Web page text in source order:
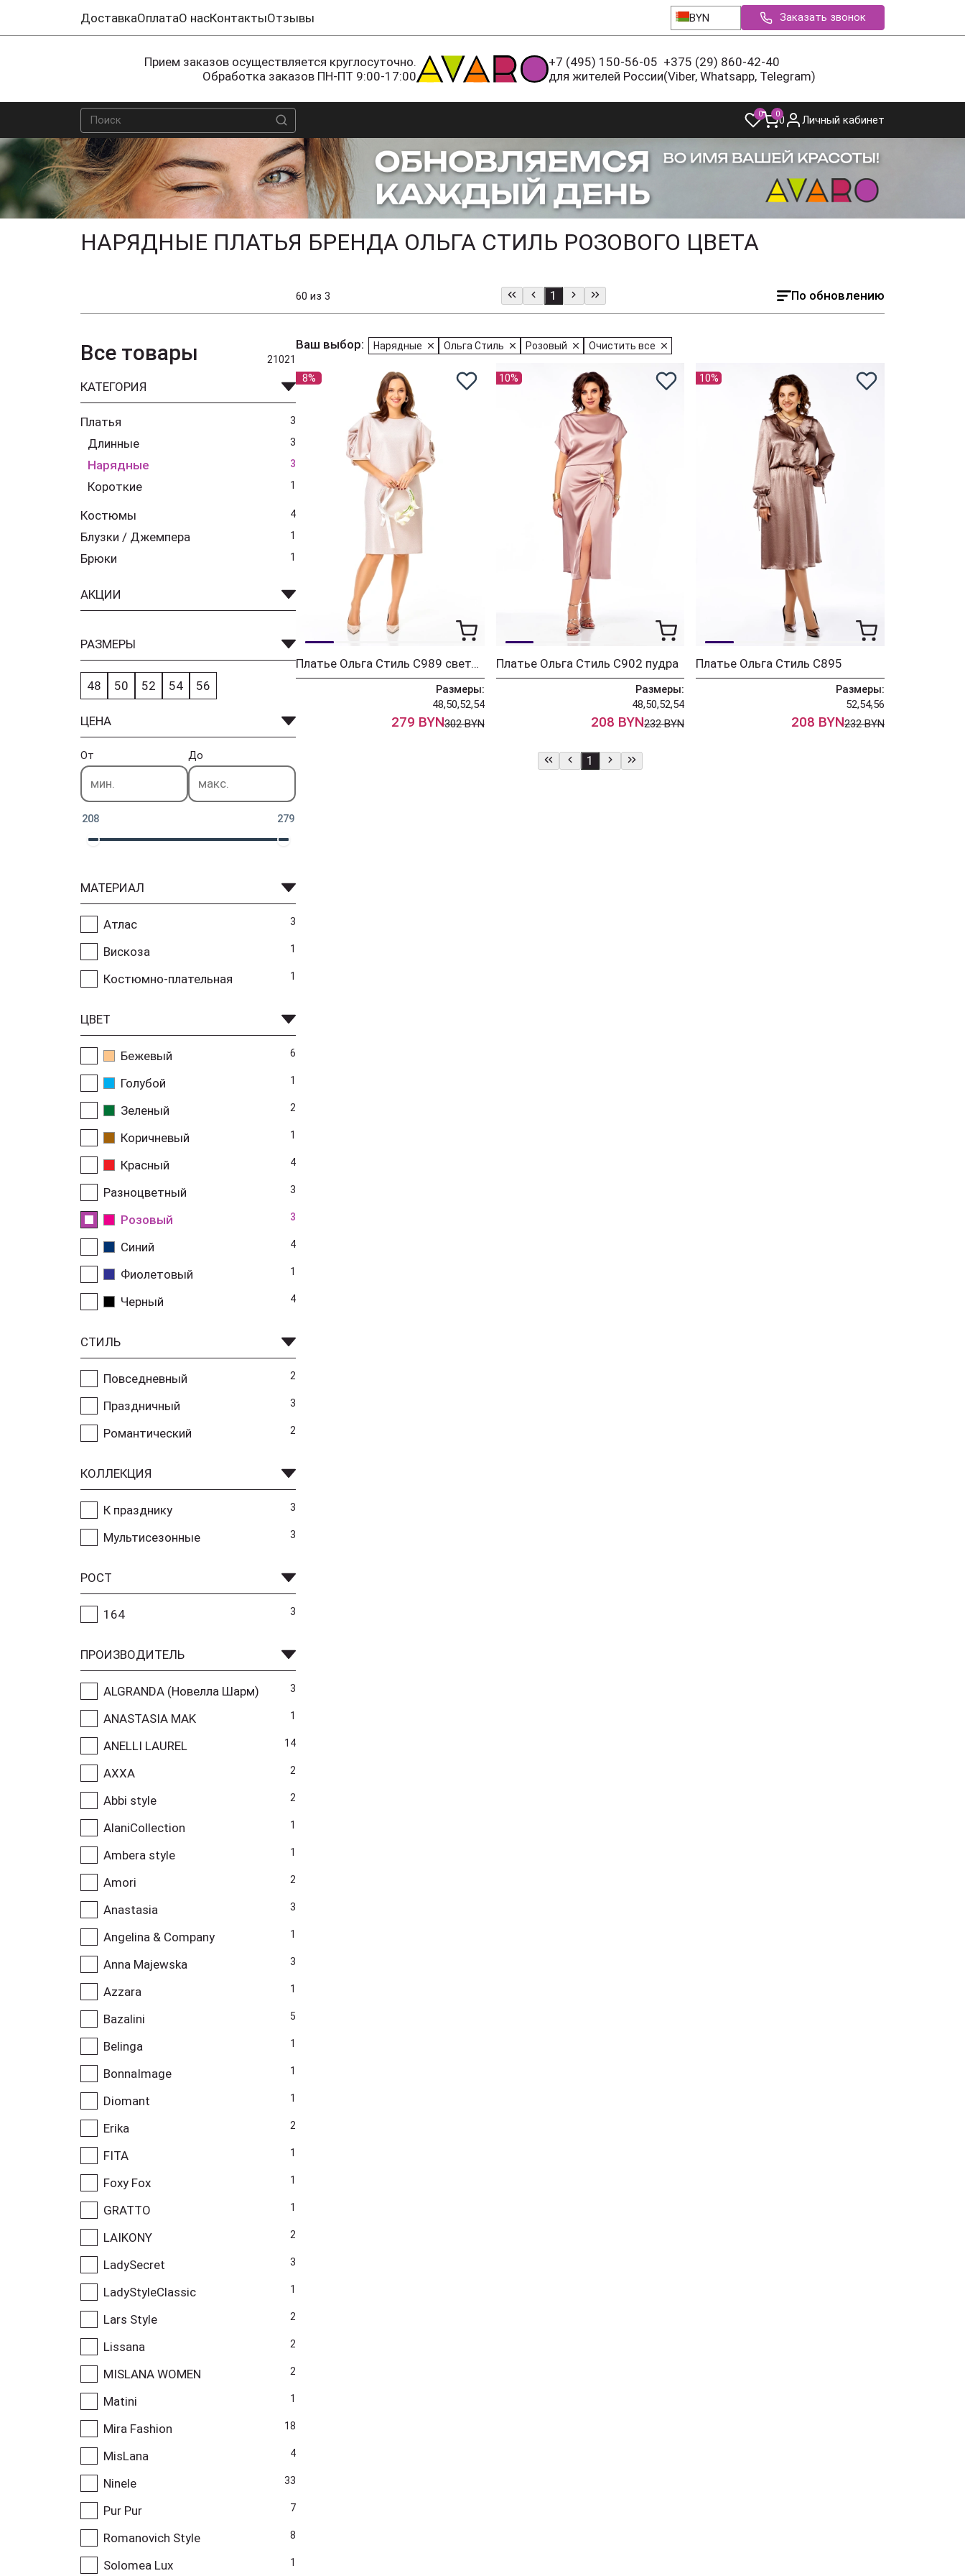
ДоставкаОплатаО насКонтактыОтзывы BYN Заказать звонок
Прием заказов осуществляется круглосуточно.
Обработка заказов ПН-ПТ 9:00-17:00
+7 (495) 150-56-05
для жителей России
+375 (29) 860-42-40
(Viber, Whatsapp, Telegram)
0 00 Личный кабинет
НАРЯДНЫЕ ПЛАТЬЯ БРЕНДА ОЛЬГА СТИЛЬ РОЗОВОГО ЦВЕТА
60 из 3 По обновлению
1
Все товары 21021
КАТЕГОРИЯ
Платья 3
Длинные 3
Нарядные 3
Короткие 1
Костюмы 4
Блузки / Джемпера 1
Брюки 1
АКЦИИ
РАЗМЕРЫ
48 50 52 54 56
ЦЕНА
От До
208 279
МАТЕРИАЛ
Атлас 3
Вискоза 1
Костюмно-плательная 1
ЦВЕТ
Бежевый 6
Голубой 1
Зеленый 2
Коричневый 1
Красный 4
Разноцветный 3
Розовый 3
Синий 4
Фиолетовый 1
Черный 4
СТИЛЬ
Повседневный 2
Праздничный 3
Романтический 2
КОЛЛЕКЦИЯ
К празднику 3
Мультисезонные 3
РОСТ
164 3
ПРОИЗВОДИТЕЛЬ
ALGRANDA (Новелла Шарм) 3
ANASTASIA MAK 1
ANELLI LAUREL 14
AXXA 2
Abbi style 2
AlaniCollection 1
Ambera style 1
Amori 2
Anastasia 3
Angelina & Company 1
Anna Majewska 3
Azzara 1
Bazalini 5
Belinga 1
BonnaImage 1
Diomant 1
Erika 2
FITA 1
Foxy Fox 1
GRATTO 1
LAIKONY 2
LadySecret 3
LadyStyleClassic 1
Lars Style 2
Lissana 2
MISLANA WOMEN 2
Matini 1
Mira Fashion 18
MisLana 4
Ninele 33
Pur Pur 7
Romanovich Style 8
Solomea Lux 1
Ваш выбор: Нарядные Ольга Стиль Розовый Очистить все
8%
Платье Ольга Стиль С989 светло-розовый
Размеры:
48,50,52,54
279 BYN302 BYN
10%
Платье Ольга Стиль С902 пудра
Размеры:
48,50,52,54
208 BYN232 BYN
10%
Платье Ольга Стиль С895
Размеры:
52,54,56
208 BYN232 BYN
1